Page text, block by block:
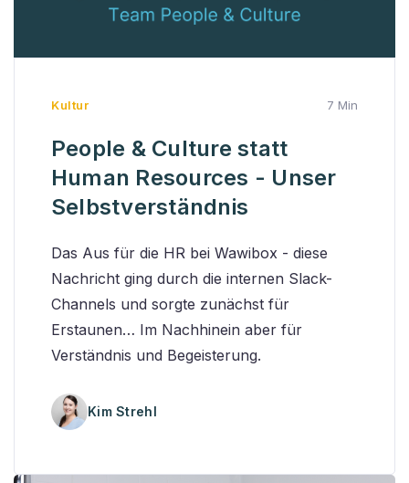
Kultur 7 Min
People & Culture statt
Human Resources - Unser
Selbstverständnis
Das Aus für die HR bei Wawibox - diese
Nachricht ging durch die internen Slack-
Channels und sorgte zunächst für
Erstaunen… Im Nachhinein aber für
Verständnis und Begeisterung.
Kim Strehl